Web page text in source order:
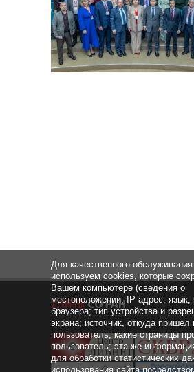
Для качественного
используем cookies, которые
Вашем компьютере (сведения о
местоположении; IP-адрес;
браузера; тип устройства и
экрана; источник, откуда пришел
пользователь; какие страницы
пользователь; эта же
для обработки статистических
использования сайта